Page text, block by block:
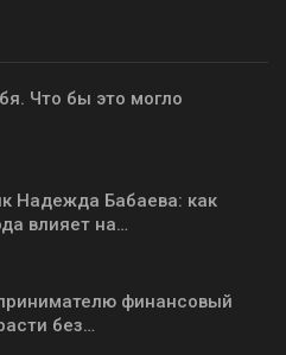
Что бы это могло
Надежда Бабаева: как
влияет на…
финансовый
без…